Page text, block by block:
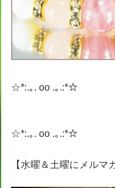
☆*:.｡. oo .｡.:*☆
☆*:.｡. oo .｡.:*☆
【水曜＆土曜にメルマ